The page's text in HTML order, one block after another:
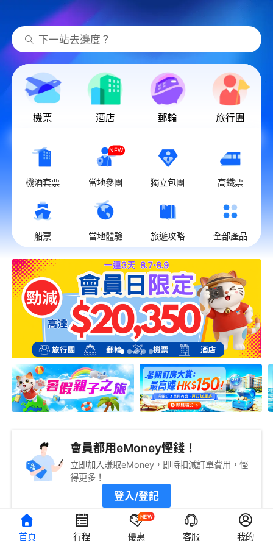
下一站去邊度？
機票 酒店 郵輪 旅行團
機酒套票
NEW
當地參團 獨立包團 高鐵票
船票 當地體驗 旅遊攻略 全部產品
會員都用eMoney慳錢！
立即加入賺取eMoney，即時扣減訂單費用，慳
得更多！
登入/登記
旅遊攻略 查看更多
首頁 行程
NEW
優惠 客服 我的